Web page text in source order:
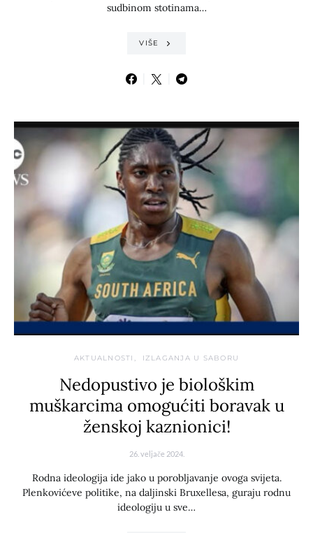
sudbinom stotinama…
VIŠE
AKTUALNOSTI IZLAGANJA U SABORU
Nedopustivo je biološkim
muškarcima omogućiti boravak u
ženskoj kaznionici!
26. veljače 2024.
Rodna ideologija ide jako u porobljavanje ovoga svijeta.
Plenkovićeve politike, na daljinski Bruxellesa, guraju rodnu
ideologiju u sve…